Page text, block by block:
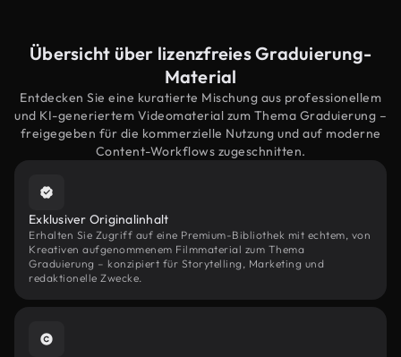
Übersicht über lizenzfreies Graduierung-
Material
Entdecken Sie eine kuratierte Mischung aus professionellem
und KI-generiertem Videomaterial zum Thema Graduierung –
freigegeben für die kommerzielle Nutzung und auf moderne
Content-Workflows zugeschnitten.
Exklusiver Originalinhalt
Erhalten Sie Zugriff auf eine Premium-Bibliothek mit echtem, von
Kreativen aufgenommenem Filmmaterial zum Thema
Graduierung – konzipiert für Storytelling, Marketing und
redaktionelle Zwecke.